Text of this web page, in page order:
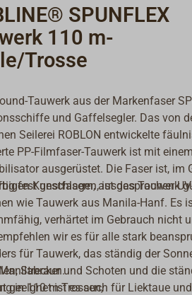
SPUNFLEX
110 m-
Trosse
Tauwerk aus der Markenfaser
und Gaffelsegler. Das von
Seilerei ROBLON entwickelte
PP-Filmfaser-Tauwerk ist mit
ausgerüstet. Die Faser ist, im
Kunstfasern, ausgesprochen
fest geschlagen, ist das Tauwerk
wie Tauwerk aus Manila-Hanf. Es
verhärtet im Gebrauch nicht
wir es für alle stark
für Tauwerk, das ständig der
Strecker und Schoten und die
geeignet ist es auch für Liektaue
in 110 m-Trossen,